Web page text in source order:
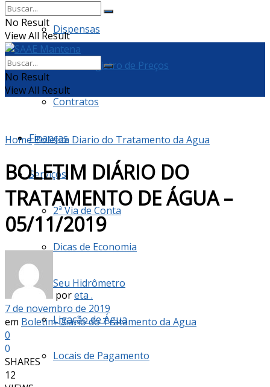
Dispensas
Ata de Registro de Preços
Contratos
Finanças
Serviços
2ª Via de Conta
Dicas de Economia
Seu Hidrômetro
Ligação de Água
Locais de Pagamento
No Result
View All Result
No Result
View All Result
HomeBoletim Diario do Tratamento da Agua
BOLETIM DIÁRIO DO
TRATAMENTO DE ÁGUA –
05/11/2019
poreta .
7 de novembro de 2019
em Boletim Diario do Tratamento da Agua
0
0
SHARES
12